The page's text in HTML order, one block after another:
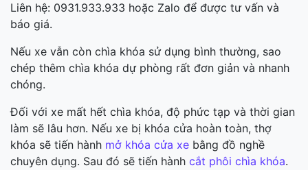
Liên hệ: 0931.933.933 hoặc Zalo để được tư vấn và
báo giá.
Nếu xe vẫn còn chìa khóa sử dụng bình thường, sao
chép thêm chìa khóa dự phòng rất đơn giản và nhanh
chóng.
Đối với xe mất hết chìa khóa, độ phức tạp và thời gian
làm sẽ lâu hơn. Nếu xe bị khóa cửa hoàn toàn, thợ
khóa sẽ tiến hành mở khóa cửa xe bằng đồ nghề
chuyên dụng. Sau đó sẽ tiến hành cắt phôi chìa khóa.